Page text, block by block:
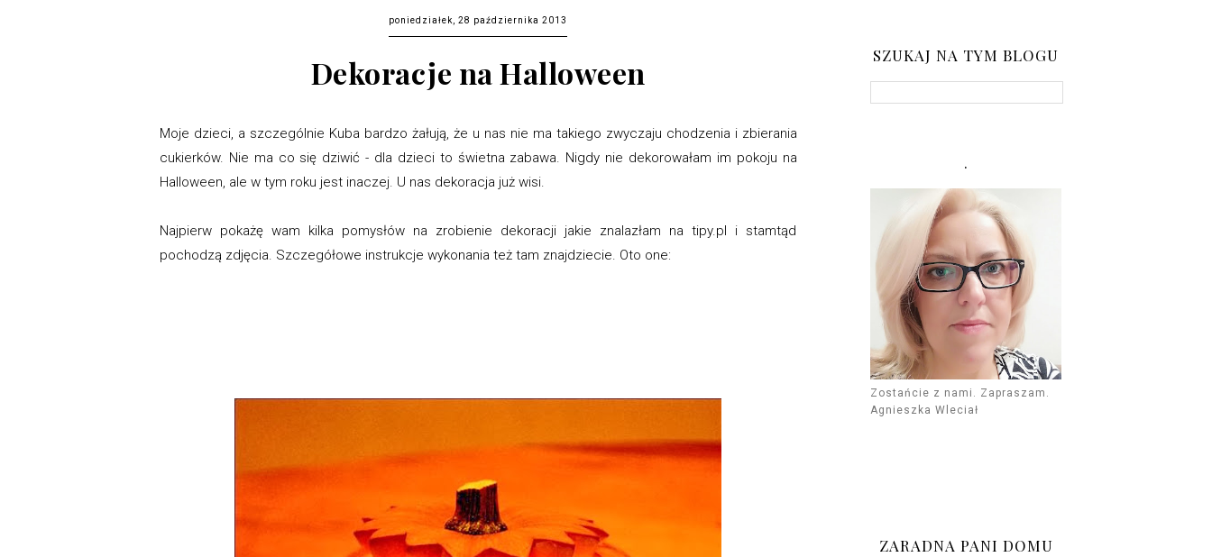
poniedziałek, 28 października 2013
Dekoracje na Halloween
Moje dzieci, a szczególnie Kuba bardzo żałują, że u nas nie ma takiego zwyczaju chodzenia i zbierania
cukierków. Nie ma co się dziwić - dla dzieci to świetna zabawa. Nigdy nie dekorowałam im pokoju na
Halloween, ale w tym roku jest inaczej. U nas dekoracja już wisi.
Najpierw pokażę wam kilka pomysłów na zrobienie dekoracji jakie znalazłam na tipy.pl i stamtąd
pochodzą zdjęcia. Szczegółowe instrukcje wykonania też tam znajdziecie. Oto one:
SZUKAJ NA TYM BLOGU
.
Zostańcie z nami. Zapraszam.
Agnieszka Wleciał
ZARADNA PANI DOMU